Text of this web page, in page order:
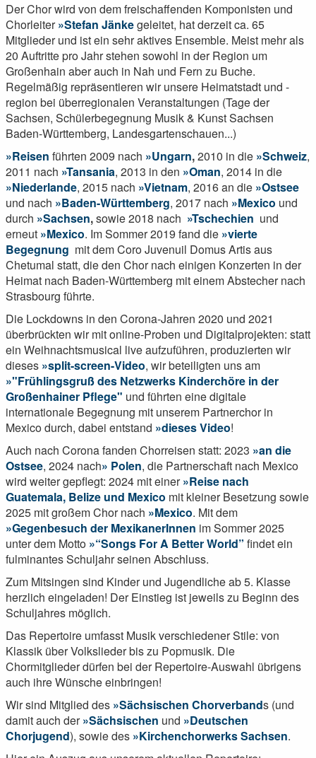
Der Chor wird von dem freischaffenden Komponisten und
Chorleiter Stefan Jänkegeleitet, hat derzeit ca. 65
Mitglieder und ist ein sehr aktives Ensemble. Meist mehr als
20 Auftritte pro Jahr stehen sowohl in der Region um
Großenhain aber auch in Nah und Fern zu Buche.
Regelmäßig repräsentieren wir unsere Heimatstadt und -
region bei überregionalen Veranstaltungen (Tage der
Sachsen, Schülerbegegnung Musik & Kunst Sachsen
Baden-Württemberg, Landesgartenschauen...)
Reisen führten 2009 nach Ungarn,2010 in die Schweiz,
2011 nach Tansania, 2013 in den Oman, 2014 in die
Niederlande, 2015 nach Vietnam, 2016 an die Ostsee
und nach
Baden-Württemberg, 2017 nach Mexico und
durch
Sachsen,sowie 2018 nach Tschechien und
erneut
Mexico. Im Sommer 2019 fand die vierte
Begegnung mit dem Coro Juvenuil Domus Artis aus
Chetumal statt, die den Chor nach einigen Konzerten in der
Heimat nach Baden-Württemberg mit einem Abstecher nach
Strasbourg führte.
Die Lockdowns in den Corona-Jahren 2020 und 2021
überbrückten wir mit online-Proben und Digitalprojekten: statt
ein Weihnachtsmusical live aufzuführen, produzierten wir
dieses split-screen-Video, wir beteiligten uns am
"Frühlingsgruß des Netzwerks Kinderchöre in der
Großenhainer Pflege" und führten eine digitale
internationale Begegnung mit unserem Partnerchor in
Mexico durch, dabei entstand
dieses Video!
Auch nach Corona fanden Chorreisen statt: 2023
an die
Ostsee, 2024 nach Polen, die Partnerschaft nach Mexico
wird weiter gepflegt: 2024 mit einer Reise nach
Guatemala, Belize und Mexico mit kleiner Besetzung sowie
2025 mit großem Chor nach
Mexico. Mit dem
Gegenbesuch der MexikanerInnen im Sommer 2025
unter dem Motto
“Songs For A Better World” findet ein
fulminantes Schuljahr seinen Abschluss.
Zum Mitsingen sind Kinder und Jugendliche ab 5. Klasse
herzlich eingeladen! Der Einstieg ist jeweils zu Beginn des
Schuljahres möglich.
Das Repertoire umfasst Musikverschiedener Stile: von
Klassik über Volkslieder bis zu Popmusik. Die
Chormitglieder dürfen bei der Repertoire-Auswahl übrigens
auch ihre Wünsche einbringen!
Wir sind Mitglied des Sächsischen Chorverbands (und
damit auch der Sächsischen und
Deutschen
Chorjugend), sowie des Kirchenchorwerks Sachsen.